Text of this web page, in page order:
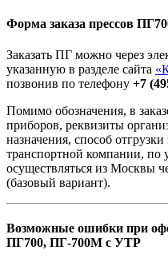
Форма заказа прессов
Заказать ПГ можно через
указанную в разделе сайта
позвонив по телефону +7
Помимо обозначения, в
приборов, реквизиты
назначения, способ
транспортной компании, по
осуществляться из Москвы
(базовый вариант).
Возможные ошибки при
ПГ700, ПГ-700М с УТР